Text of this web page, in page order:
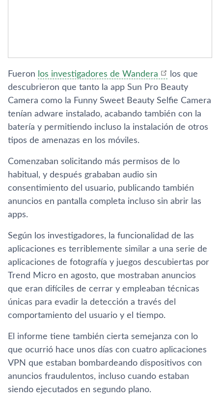
Fueron los investigadores de Wandera
los que
descubrieron que tanto la app Sun Pro Beauty
Camera como la Funny Sweet Beauty Selfie Camera
tenían adware instalado, acabando también con la
batería y permitiendo incluso la instalación de otros
tipos de amenazas en los móviles.
Comenzaban solicitando más permisos de lo
habitual, y después grababan audio sin
consentimiento del usuario, publicando también
anuncios en pantalla completa incluso sin abrir las
apps.
Según los investigadores, la funcionalidad de las
aplicaciones es terriblemente similar a una serie de
aplicaciones de fotografía y juegos descubiertas por
Trend Micro en agosto, que mostraban anuncios
que eran difíciles de cerrar y empleaban técnicas
únicas para evadir la detección a través del
comportamiento del usuario y el tiempo.
El informe tiene también cierta semejanza con lo
que ocurrió hace unos días con cuatro aplicaciones
VPN que estaban bombardeando dispositivos con
anuncios fraudulentos, incluso cuando estaban
siendo ejecutados en segundo plano.